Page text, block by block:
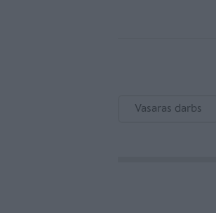
Vasaras darbs